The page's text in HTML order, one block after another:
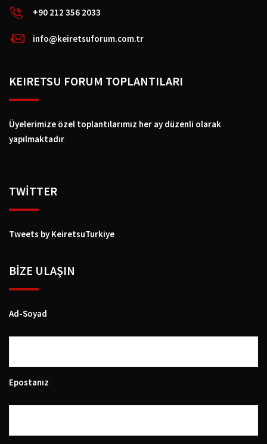
+90 212 356 2033
info@keiretsuforum.com.tr
KEIRETSU FORUM TOPLANTILARI
Üyelerimize özel toplantılarımız her ay düzenli olarak
yapılmaktadır
TWİTTER
Tweets by KeiretsuTurkiye
BIZE ULAŞIN
Ad-Soyad
Epostanız